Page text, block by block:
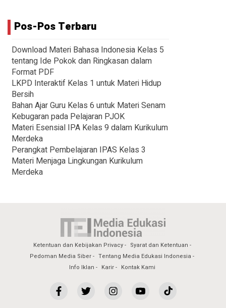
Pos-Pos Terbaru
Download Materi Bahasa Indonesia Kelas 5
tentang Ide Pokok dan Ringkasan dalam
Format PDF
LKPD Interaktif Kelas 1 untuk Materi Hidup
Bersih
Bahan Ajar Guru Kelas 6 untuk Materi Senam
Kebugaran pada Pelajaran PJOK
Materi Esensial IPA Kelas 9 dalam Kurikulum
Merdeka
Perangkat Pembelajaran IPAS Kelas 3
Materi Menjaga Lingkungan Kurikulum
Merdeka
Ketentuan dan Kebijakan Privacy
Syarat dan Ketentuan
Pedoman Media Siber
Tentang Media Edukasi Indonesia
Info Iklan
Karir Kontak Kami